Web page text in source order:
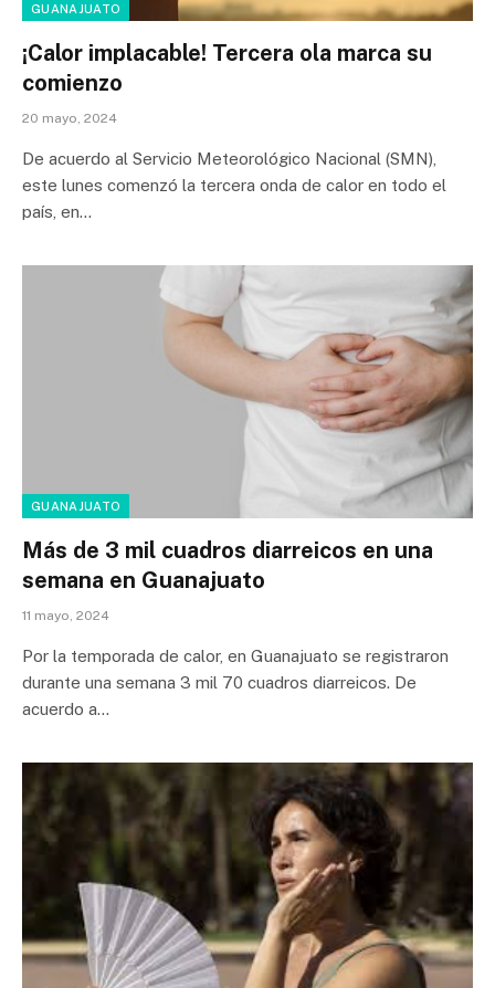
GUANAJUATO
¡Calor implacable! Tercera ola marca su
comienzo
20 mayo, 2024
De acuerdo al Servicio Meteorológico Nacional (SMN),
este lunes comenzó la tercera onda de calor en todo el
país, en…
GUANAJUATO
Más de 3 mil cuadros diarreicos en una
semana en Guanajuato
11 mayo, 2024
Por la temporada de calor, en Guanajuato se registraron
durante una semana 3 mil 70 cuadros diarreicos. De
acuerdo a…